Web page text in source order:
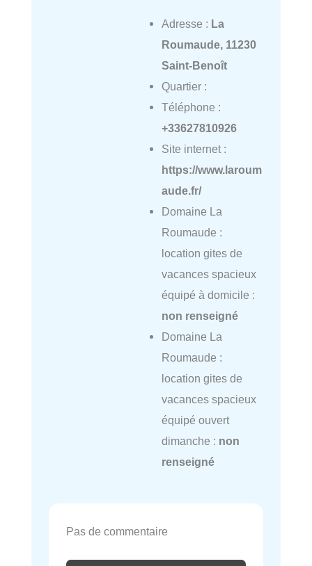
Adresse : La
Roumaude, 11230
Saint-Benoît
Quartier :
Téléphone :
+33627810926
Site internet :
https://www.laroum
aude.fr/
Domaine La
Roumaude :
location gites de
vacances spacieux
équipé à domicile :
non renseigné
Domaine La
Roumaude :
location gites de
vacances spacieux
équipé ouvert
dimanche : non
renseigné
Pas de commentaire